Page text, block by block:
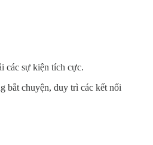
các sự kiện tích cực.
bắt chuyện, duy trì các kết nối